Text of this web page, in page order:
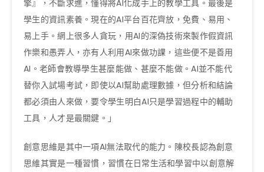
擎』，不斷求進，懂得將AI化成手上的教學工具。最後是
學生的資訊素養。現在的AI平台百花齊放，免費、易用、
易上手。網上很多人貪玩，用AI的深偽技術來製作假資訊
作樂和愚弄人，亦有人利用AI來做功課，這些便不是善用
AI。老師會教導學生甚麼能做、甚麼不能做。AI並不能代
替你入試場考試，即使以AI幫助處理數據，但分析和結論
都必須由人來做，要令學生明白AI只是學習過程中的輔助
工具，人才是最關鍵。」
創意思維是其中一項AI無法取代的能力。陳校長認為創意
思維其實是一種習慣，習慣在日常生活和學習中以創意解